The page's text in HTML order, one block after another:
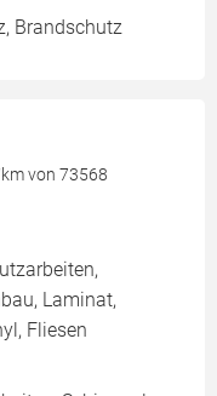
Brandschutz
von 73568
Laminat,
Fliesen